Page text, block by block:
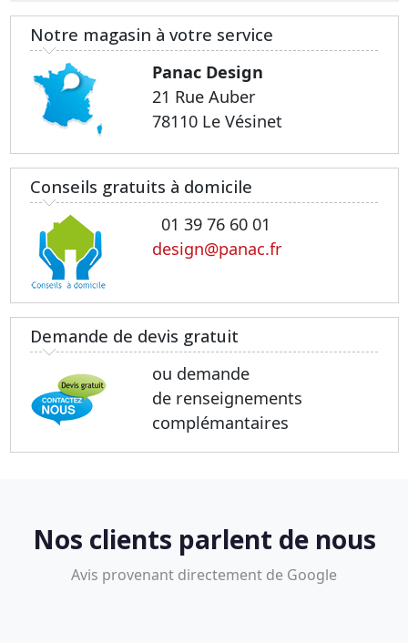
Notre magasin à votre service
Panac Design
21 Rue Auber
78110 Le Vésinet
Conseils gratuits à domicile
01 39 76 60 01
design@panac.fr
Demande de devis gratuit
ou demande
de renseignements
complémantaires
Nos clients parlent de nous
Avis provenant directement de Google